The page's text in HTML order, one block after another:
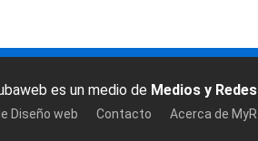
es un medio de Medios y Redes
Diseño web Contacto Acerca de MyR